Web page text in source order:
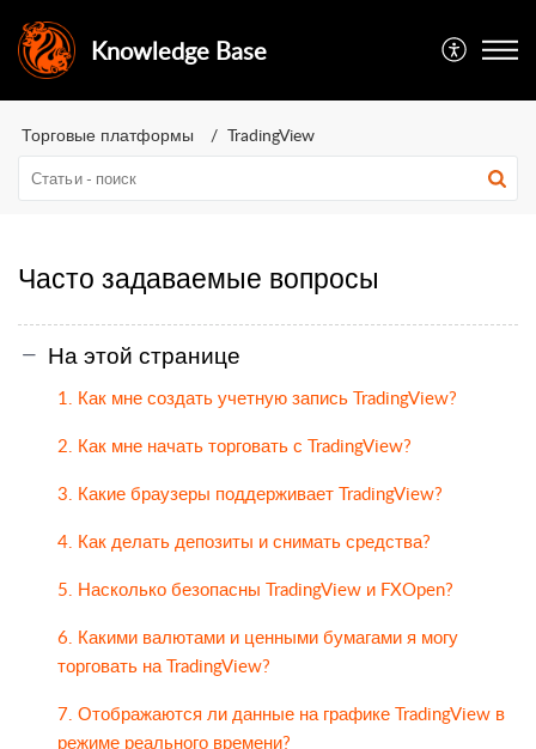
Knowledge Base
Торговые платформы TradingView
Часто задаваемые вопросы
На этой странице
1. Как мне создать учетную запись TradingView?
2. Как мне начать торговать с TradingView?
3. Какие браузеры поддерживает TradingView?
4. Как делать депозиты и снимать средства?
5. Насколько безопасны TradingView и FXOpen?
6. Какими валютами и ценными бумагами я могу
торговать на TradingView?
7. Отображаются ли данные на графике TradingView в
режиме реального времени?